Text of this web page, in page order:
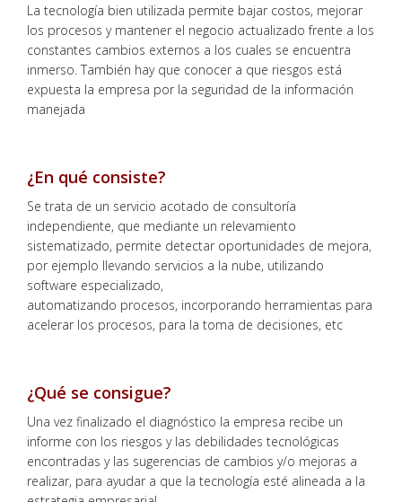
La tecnología bien utilizada permite bajar costos, mejorar
los procesos y mantener el negocio actualizado frente a los
constantes cambios externos a los cuales se encuentra
inmerso. También hay que conocer a que riesgos está
expuesta la empresa por la seguridad de la información
manejada
¿En qué consiste?
Se trata de un servicio acotado de consultoría
independiente, que mediante un relevamiento
sistematizado, permite detectar oportunidades de mejora,
por ejemplo llevando servicios a la nube, utilizando
software especializado,
automatizando procesos, incorporando herramientas para
acelerar los procesos, para la toma de decisiones, etc
¿Qué se consigue?
Una vez finalizado el diagnóstico la empresa recibe un
informe con los riesgos y las debilidades tecnológicas
encontradas y las sugerencias de cambios y/o mejoras a
realizar, para ayudar a que la tecnología esté alineada a la